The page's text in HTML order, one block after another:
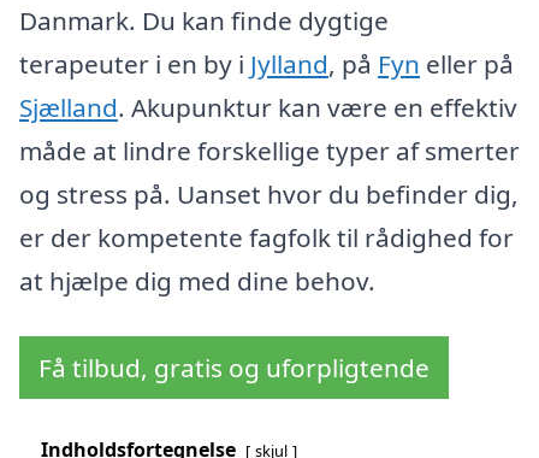
Danmark. Du kan finde dygtige
terapeuter i en by i Jylland, på Fyn eller på
Sjælland. Akupunktur kan være en effektiv
måde at lindre forskellige typer af smerter
og stress på. Uanset hvor du befinder dig,
er der kompetente fagfolk til rådighed for
at hjælpe dig med dine behov.
Få tilbud, gratis og uforpligtende
Indholdsfortegnelse skjul